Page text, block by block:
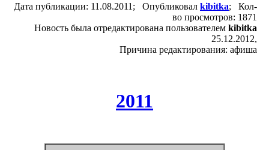
Дата публикации: 11.08.2011; Опубликовал kibitka; Кол-
во просмотров: 1871
Новость была отредактирована пользователем kibitka
25.12.2012,
Причина редактирования: афиша
2011